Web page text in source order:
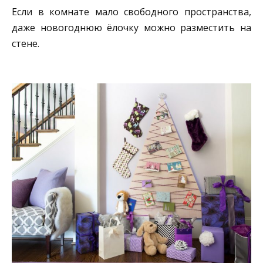
Если в комнате мало свободного пространства,
даже новогоднюю ёлочку можно разместить на
стене.